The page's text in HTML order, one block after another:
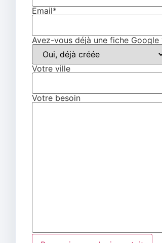
Email*
Avez-vous déjà une fiche Google
Votre ville
Votre besoin